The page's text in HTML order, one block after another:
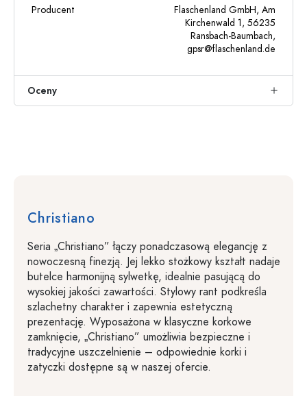
Producent
Flaschenland GmbH, Am
Kirchenwald 1, 56235
Ransbach-Baumbach,
gpsr@flaschenland.de
Oceny
Christiano
Seria „Christiano” łączy ponadczasową elegancję z
nowoczesną finezją. Jej lekko stożkowy kształt nadaje
butelce harmonijną sylwetkę, idealnie pasującą do
wysokiej jakości zawartości. Stylowy rant podkreśla
szlachetny charakter i zapewnia estetyczną
prezentację. Wyposażona w klasyczne korkowe
zamknięcie, „Christiano” umożliwia bezpieczne i
tradycyjne uszczelnienie – odpowiednie korki i
zatyczki dostępne są w naszej ofercie.